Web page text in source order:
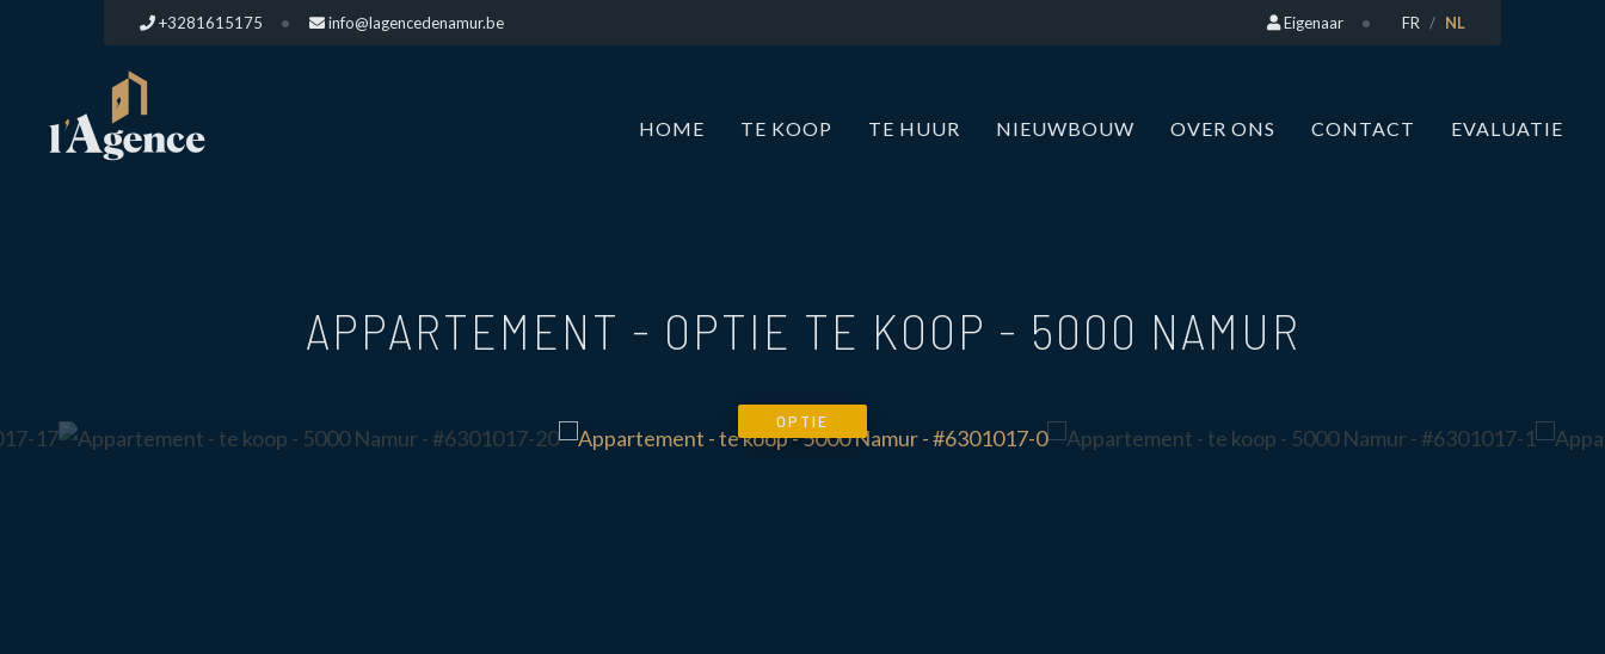
+3281615175 info@lagencedenamur.be Eigenaar FR NL
HOME TE KOOP TE HUUR NIEUWBOUW OVER ONS CONTACT EVALUATIE
APPARTEMENT - OPTIE TE KOOP - 5000 NAMUR
OPTIE